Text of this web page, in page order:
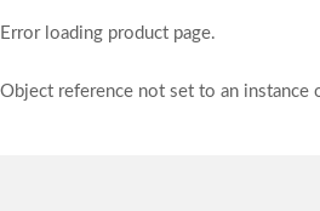
Error loading product page.
Object reference not set to an instance